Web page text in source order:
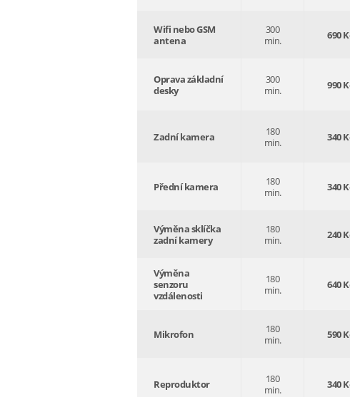
Wifi nebo GSM
antena
300
min.
690
Oprava základní
desky
300
min.
990
Zadní kamera
180
min.
340
Přední kamera
180
min.
340
Výměna sklíčka
zadní kamery
180
min.
240
Výměna
senzoru
vzdálenosti
180
min.
640
Mikrofon
180
min.
590
Reproduktor
180
min.
340